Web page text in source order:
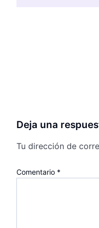
Deja una
Tu dirección de
Comentario *